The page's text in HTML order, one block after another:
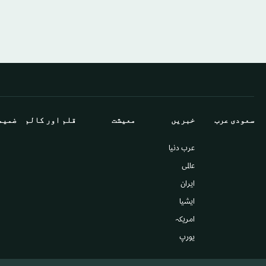
سعودى عرب خبريں
عرب دنیا
عالمى
ایران
ايشيا
امريكہ
يورپ
معيشت قلم اور كالم